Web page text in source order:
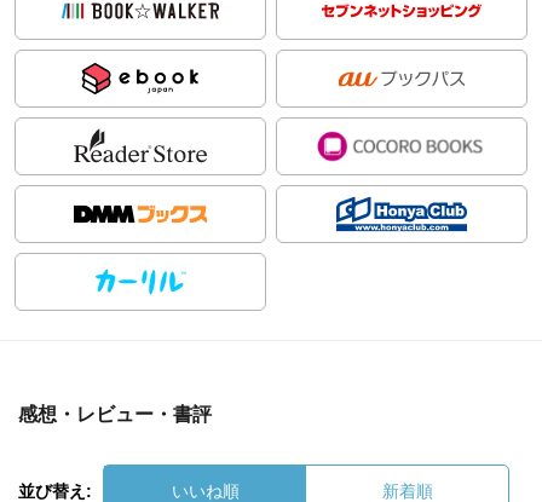
感想・レビュー・書評
並び替え: いいね順 新着順